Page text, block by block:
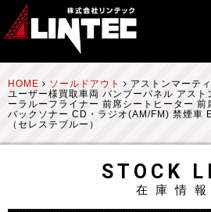
HOME ソールドアウト
アストンマーテ
ユーザー様買取車両 バンブーパネル アスト
ーラルーフライナー 前席シートヒーター
バックソナー CD・ラジオ(AM/FM) 禁煙車
（セレステブルー）
STOCK
在庫情報